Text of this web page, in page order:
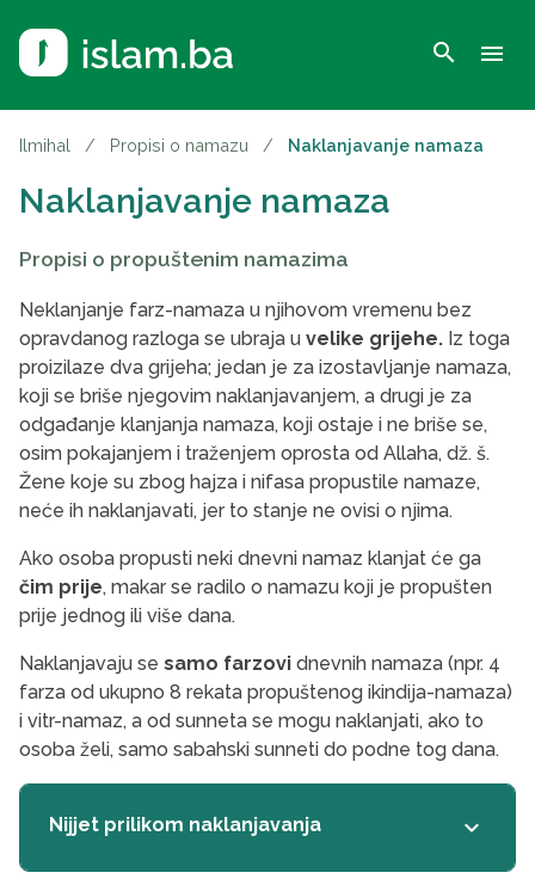
search menu
Ilmihal / Propisi o namazu / Naklanjavanje namaza
Naklanjavanje namaza
Propisi o propuštenim namazima
Neklanjanje farz-namaza u njihovom vremenu bez
opravdanog razloga se ubraja u velike grijehe. Iz toga
proizilaze dva grijeha; jedan je za izostavljanje namaza,
koji se briše njegovim naklanjavanjem, a drugi je za
odgađanje klanjanja namaza, koji ostaje i ne briše se,
osim pokajanjem i traženjem oprosta od Allaha, dž. š.
Žene koje su zbog hajza i nifasa propustile namaze,
neće ih naklanjavati, jer to stanje ne ovisi o njima.
Ako osoba propusti neki dnevni namaz klanjat će ga
čim prije, makar se radilo o namazu koji je propušten
prije jednog ili više dana.
Naklanjavaju se samo farzovi dnevnih namaza (npr. 4
farza od ukupno 8 rekata propuštenog ikindija-namaza)
i vitr-namaz, a od sunneta se mogu naklanjati, ako to
osoba želi, samo sabahski sunneti do podne tog dana.
Nijjet prilikom naklanjavanja keyboard_arrow_down